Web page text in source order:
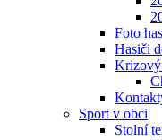
Foto
Hasiči
Krizový
Sport v obci
Stolní